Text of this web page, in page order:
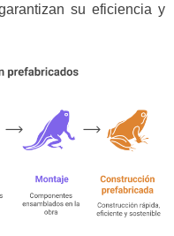
su eficiencia y